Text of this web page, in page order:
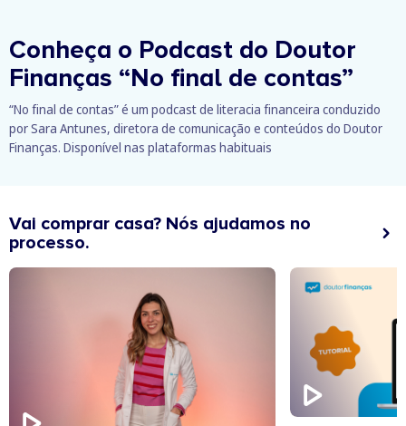
Conheça o Podcast do Doutor
Finanças “No final de contas”
“No final de contas” é um podcast de literacia financeira conduzido
por Sara Antunes, diretora de comunicação e conteúdos do Doutor
Finanças. Disponível nas plataformas habituais
Vai comprar casa? Nós ajudamos no
processo.